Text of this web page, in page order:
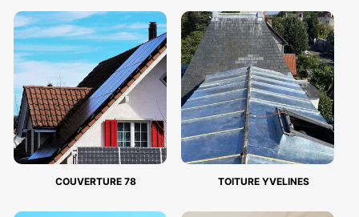
COUVERTURE 78 TOITURE YVELINES